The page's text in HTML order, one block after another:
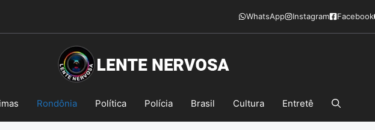
WhatsApp Instagram Facebook
Rondônia Política Polícia Brasil Cultura Entretê